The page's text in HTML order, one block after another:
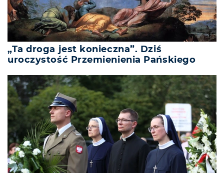
„Ta droga jest konieczna”. Dziś
uroczystość Przemienienia Pańskiego